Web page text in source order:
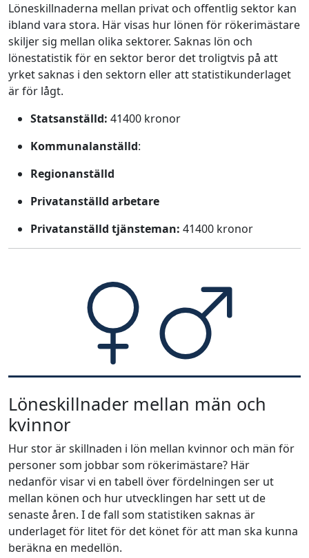
Löneskillnaderna mellan privat och offentlig sektor kan
ibland vara stora. Här visas hur lönen för rökerimästare
skiljer sig mellan olika sektorer. Saknas lön och
lönestatistik för en sektor beror det troligtvis på att
yrket saknas i den sektorn eller att statistikunderlaget
är för lågt.
Statsanställd: 41400 kronor
Kommunalanställd:
Regionanställd
Privatanställd arbetare
Privatanställd tjänsteman: 41400 kronor
Löneskillnader mellan män och
kvinnor
Hur stor är skillnaden i lön mellan kvinnor och män för
personer som jobbar som rökerimästare? Här
nedanför visar vi en tabell över fördelningen ser ut
mellan könen och hur utvecklingen har sett ut de
senaste åren. I de fall som statistiken saknas är
underlaget för litet för det könet för att man ska kunna
beräkna en medellön.